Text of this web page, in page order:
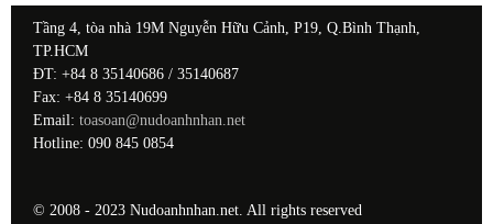
Tầng 4, tòa nhà 19M Nguyễn Hữu Cảnh, P19, Q.Bình Thạnh,
TP.HCM
ĐT: +84 8 35140686 / 35140687
Fax: +84 8 35140699
Email: toasoan@nudoanhnhan.net
Hotline: 090 845 0854
© 2008 - 2023 Nudoanhnhan.net. All rights reserved